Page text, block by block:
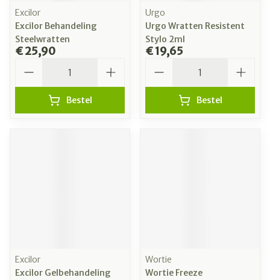
Excilor
Excilor Behandeling
Steelwratten
€ 25,90
Bestel
Urgo
Urgo Wratten Resistent
Stylo 2ml
€ 19,65
Bestel
Excilor
Excilor Gelbehandeling
Wortie
Wortie Freeze